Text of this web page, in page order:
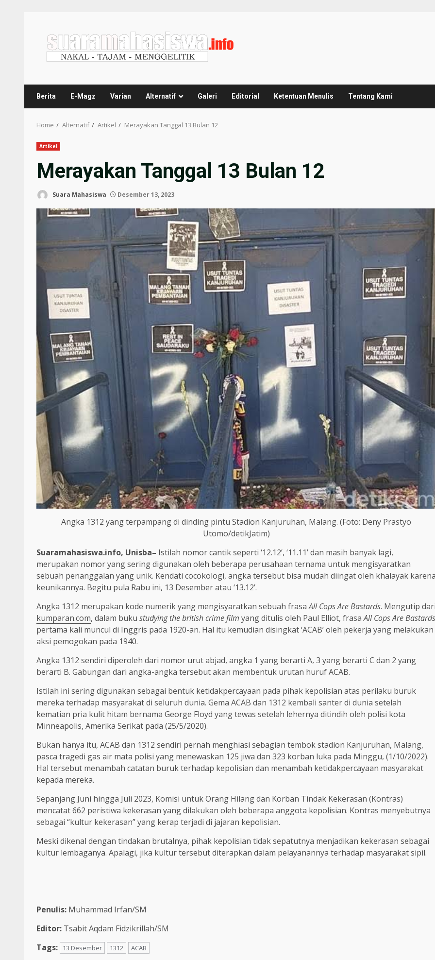
Berita E-Magz Varian Alternatif Galeri Editorial Ketentuan Menulis Tentang Kami
Home Alternatif Artikel Merayakan Tanggal 13 Bulan 12
Artikel
Merayakan Tanggal 13 Bulan 12
Suara Mahasiswa Desember 13, 2023
Angka 1312 yang terpampang di dinding pintu Stadion Kanjuruhan, Malang. (Foto: Deny Prastyo
Utomo/detikJatim)
Suaramahasiswa.info, Unisba– Istilah nomor cantik seperti ‘12.12’, ‘11.11’ dan masih banyak lagi,
merupakan nomor yang sering digunakan oleh beberapa perusahaan ternama untuk mengisyaratkan
sebuah penanggalan yang unik. Kendati cocokologi, angka tersebut bisa mudah diingat oleh khalayak
keunikannya. Begitu pula Rabu ini, 13 Desember atau ‘13.12’.
Angka 1312 merupakan kode numerik yang mengisyaratkan sebuah frasaAll Cops Are Bastards. Mengutip
kumparan.com, dalam buku studying the british crime film yang ditulis oleh Paul Elliot, frasaAll Cops Are Bastards
pertama kali muncul di Inggris pada 1920-an. Hal itu kemudian disingkat ‘ACAB’ oleh pekerja yang melakukan
aksi pemogokan pada 1940.
Angka 1312 sendiri diperoleh dari nomor urut abjad, angka 1 yang berarti A, 3 yang berarti C dan 2 yang
berarti B. Gabungan dari angka-angka tersebut akan membentuk urutan huruf ACAB.
Istilah ini sering digunakan sebagai bentuk ketidakpercayaan pada pihak kepolisian atas perilaku buruk
mereka terhadap masyarakat di seluruh dunia. Gema ACAB dan 1312 kembali santer di dunia setelah
kematian pria kulit hitam bernama George Floyd yang tewas setelah lehernya ditindih oleh polisi kota
Minneapolis, Amerika Serikat pada (25/5/2020).
Bukan hanya itu, ACAB dan 1312 sendiri pernah menghiasi sebagian tembok stadion Kanjuruhan, Malang,
pasca tragedi gas air mata polisi yang menewaskan 125 jiwa dan 323 korban luka pada Minggu, (1/10/2022).
Hal tersebut menambah catatan buruk terhadap kepolisian dan menambah ketidakpercayaan masyarakat
kepada mereka.
Sepanjang Juni hingga Juli 2023, Komisi untuk Orang Hilang dan Korban Tindak Kekerasan (Kontras)
mencatat 662 peristiwa kekerasan yang dilakukan oleh beberapa anggota kepolisian. Kontras menyebutnya
sebagai “kultur kekerasan” yang kerap terjadi di jajaran kepolisian.
Meski dikenal dengan tindakan brutalnya, pihak kepolisian tidak sepatutnya menjadikan kekerasan sebagai
kultur lembaganya. Apalagi, jika kultur tersebut diterapkan dalam pelayanannya terhadap masyarakat sipil.
Penulis: Muhammad Irfan/SM
Editor: Tsabit Aqdam Fidzikrillah/SM
Tags:
13 Desember 1312 ACAB